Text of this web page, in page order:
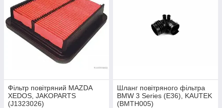
Фільтр повітряний MAZDA
XEDOS, JAKOPARTS
(J1323026)
Шланг повітряного фільтра
BMW 3 Series (E36), KAUTEK
(BMTH005)